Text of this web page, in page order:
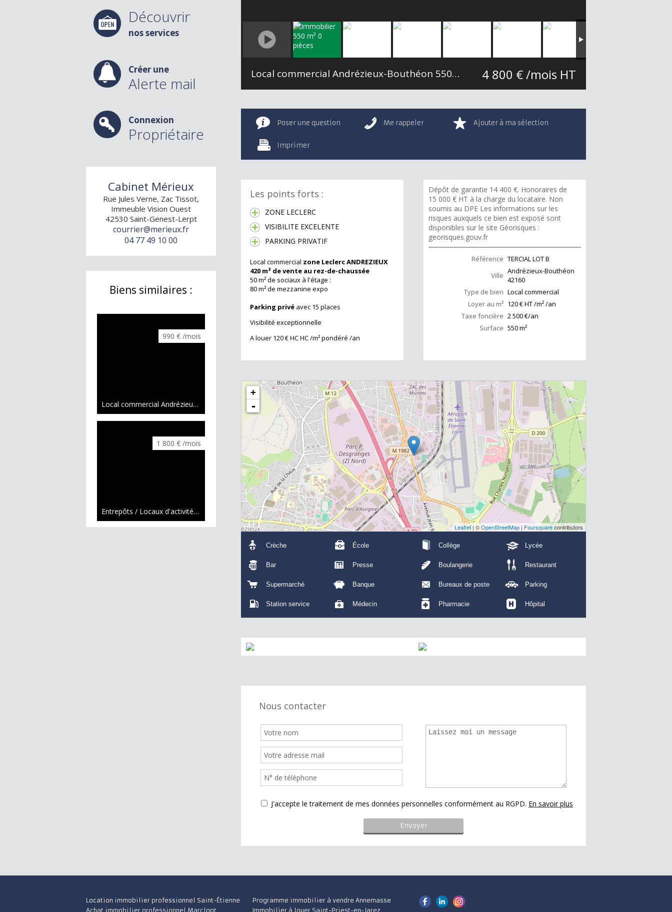
Découvrir
nos services
Créer une
Alerte mail
Connexion
Propriétaire
Cabinet Mérieux
Rue Jules Verne, Zac Tissot,
Immeuble Vision Ouest
42530 Saint-Genest-Lerpt
courrier@merieux.fr
04 77 49 10 00
Biens similaires :
990 € /mois
Local commercial Andrézieux-Bouthéon 180 m²
1 800 € /mois
Entrepôts / Locaux d'activités / Logistique Andrézieux-Bouthéon 260 m²
125 m²
Local commercial Andrézieux-Bouthéon 550 m² 4 800 € /mois HT
Poser une question Me rappeler Ajouter à ma sélection
Imprimer
Les points forts :
ZONE LECLERC
VISIBILITE EXCELENTE
PARKING PRIVATIF
Local commercial zone Leclerc ANDREZIEUX
420 m² de vente au rez-de-chaussée
50 m² de sociaux à l'étage :
80 m² de mezzanine expo
Parking privé avec 15 places
Visibilité exceptionnelle
A louer 120 € HC HC /m² pondéré /an
Dépôt de garantie 14 400 €. Honoraires de
15 000 € HT à la charge du locataire. Non
soumis au DPE Les informations sur les
risques auxquels ce bien est exposé sont
disponibles sur le site Géorisques :
georisques.gouv.fr
Référence TERCIAL LOT B
Ville Andrézieux-Bouthéon
42160
Type de bien Local commercial
Loyer au m² 120 € HT /m² /an
Taxe foncière 2 500 €/an
Surface 550m²
+
-
Leaflet| ©OpenStreetMap | Foursquarecontributors
Crèche École Collège Lycée
Bar Presse Boulangerie Restaurant
Supermarché Banque Bureaux de poste Parking
Station service Médecin Pharmacie Hôpital
Nous contacter
J'accepte le traitement de mes données personnelles conformément au RGPD. En savoir plus
Location immobilier professionnel Saint-Étienne
Achat immobilier professionnel Marclopt
Programme immobilier à vendre Annemasse
Immobilier à louer Saint-Priest-en-Jarez